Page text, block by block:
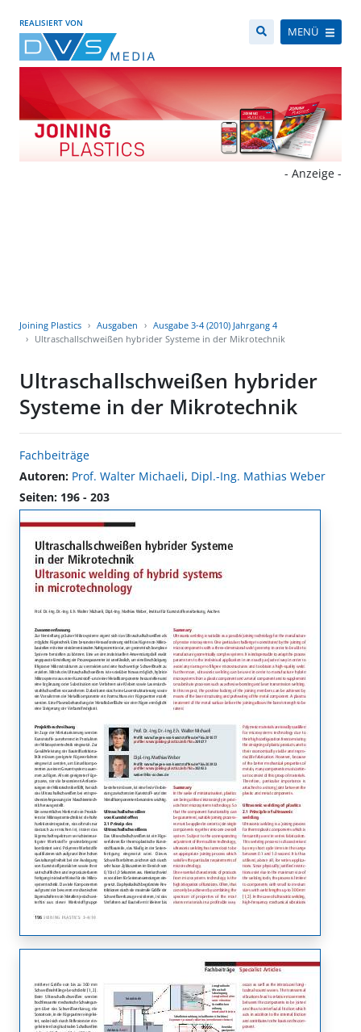
REALISIERT VON
MENÜ
- Anzeige -
Joining Plastics Ausgaben
Ausgabe 3-4 (2010) Jahrgang 4
Ultraschallschweißen hybrider Systeme in der Mikrotechnik
Ultraschallschweißen hybrider
Systeme in der Mikrotechnik
Fachbeiträge
Autoren: Prof. Walter Michaeli, Dipl.-Ing. Mathias Weber
Seiten: 196 - 203